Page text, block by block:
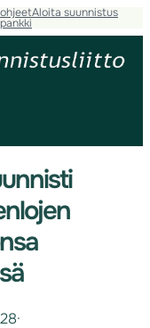
Aloita suunnistus
·